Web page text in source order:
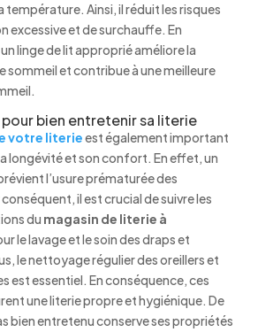
température. Ainsi, il réduit les risques
excessive et de surchauffe. En
linge de lit approprié améliore la
sommeil et contribue à une meilleure
pour bien entretenir sa literie
votre literieest également important
longévité et son confort. En effet, un
l’usure prématurée des
il est crucial de suivre les
du magasin de literie à
le lavage et le soin des draps et
le nettoyage régulier des oreillers et
est essentiel. En conséquence, ces
une literie propre et hygiénique. De
bien entretenu conserve ses propriétés